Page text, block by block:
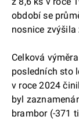
období se
nosnice zvýšila
Celková
posledních sto
v roce 2024
byl
brambor (-371